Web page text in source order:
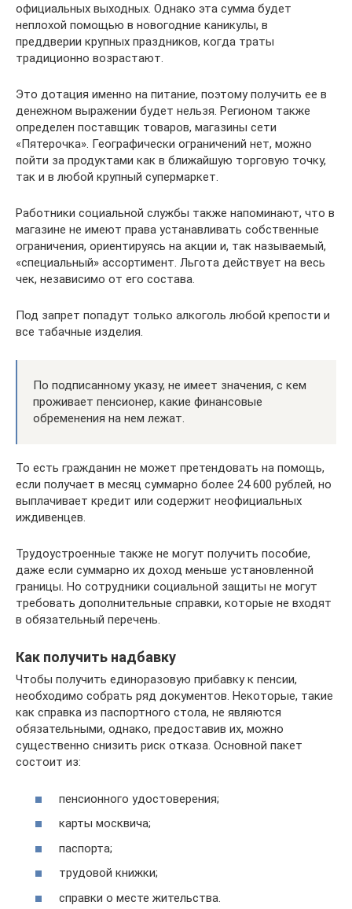
официальных выходных. Однако эта сумма будет
неплохой помощью в новогодние каникулы, в
преддверии крупных праздников, когда траты
традиционно возрастают.
Это дотация именно на питание, поэтому получить ее в
денежном выражении будет нельзя. Регионом также
определен поставщик товаров, магазины сети
«Пятерочка». Географически ограничений нет, можно
пойти за продуктами как в ближайшую торговую точку,
так и в любой крупный супермаркет.
Работники социальной службы также напоминают, что в
магазине не имеют права устанавливать собственные
ограничения, ориентируясь на акции и, так называемый,
«специальный» ассортимент. Льгота действует на весь
чек, независимо от его состава.
Под запрет попадут только алкоголь любой крепости и
все табачные изделия.
По подписанному указу, не имеет значения, с кем
проживает пенсионер, какие финансовые
обременения на нем лежат.
То есть гражданин не может претендовать на помощь,
если получает в месяц суммарно более 24 600 рублей, но
выплачивает кредит или содержит неофициальных
иждивенцев.
Трудоустроенные также не могут получить пособие,
даже если суммарно их доход меньше установленной
границы. Но сотрудники социальной защиты не могут
требовать дополнительные справки, которые не входят
в обязательный перечень.
Как получить надбавку
Чтобы получить единоразовую прибавку к пенсии,
необходимо собрать ряд документов. Некоторые, такие
как справка из паспортного стола, не являются
обязательными, однако, предоставив их, можно
существенно снизить риск отказа. Основной пакет
состоит из:
пенсионного удостоверения;
карты москвича;
паспорта;
трудовой книжки;
справки о месте жительства.